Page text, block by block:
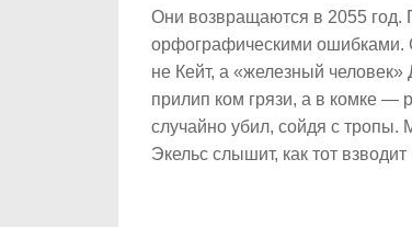
Они возвращаются в 2055 год.
орфографическими ошибками.
не Кейт, а «железный
прилип ком грязи, а в комке —
случайно убил, сойдя с тропы.
Экельс слышит, как тот